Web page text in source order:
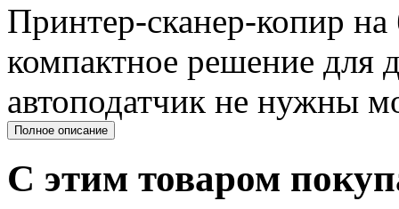
Принтер-сканер-копир
компактное решение для
автоподатчик не нужны
Полное описание
С этим товаром